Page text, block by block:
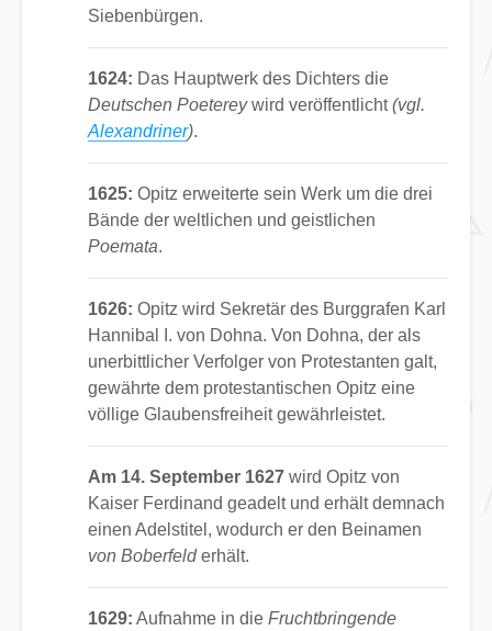
Siebenbürgen.
1624: Das Hauptwerk des Dichters die
Deutschen Poetereywird veröffentlicht(vgl.
Alexandriner).
1625: Opitz erweiterte sein Werk um die drei
Bände der weltlichen und geistlichen
Poemata.
1626: Opitz wird Sekretär des Burggrafen Karl
Hannibal I. von Dohna. Von Dohna, der als
unerbittlicher Verfolger von Protestanten galt,
gewährte dem protestantischen Opitz eine
völlige Glaubensfreiheit gewährleistet.
Am 14. September 1627 wird Opitz von
Kaiser Ferdinand geadelt und erhält demnach
einen Adelstitel, wodurch er den Beinamen
von Boberfelderhält.
1629: Aufnahme in die Fruchtbringende